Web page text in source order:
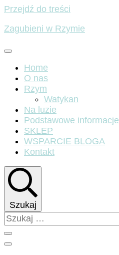
Przejdź do treści
Zagubieni w Rzymie
Home
O nas
Rzym
Watykan
Na luzie
Podstawowe informacje
SKLEP
WSPARCIE BLOGA
Kontakt
Szukaj
Szukaj: